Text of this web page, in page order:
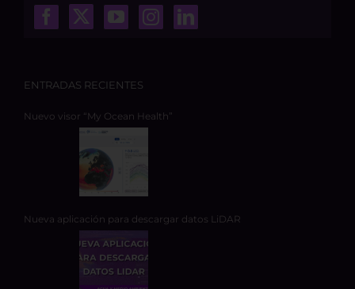
ENTRADAS RECIENTES
Nuevo visor “My Ocean Health”
Nueva aplicación para descargar datos LiDAR